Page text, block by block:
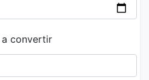
a convertir